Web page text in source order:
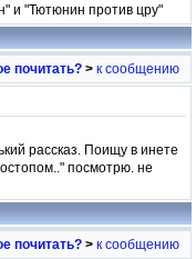
и "Тютюнин против цру"
почитать? > к сообщению
рассказ. Поищу в инете
посмотрю. не
почитать? > к сообщению